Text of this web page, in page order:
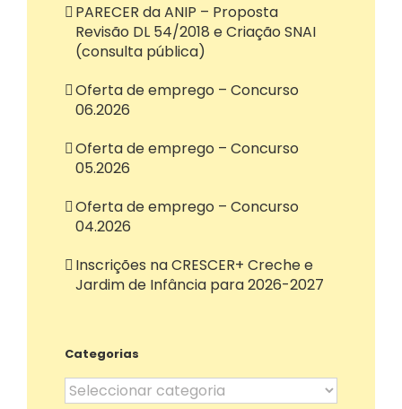
PARECER da ANIP – Proposta
Revisão DL 54/2018 e Criação SNAI
(consulta pública)
Oferta de emprego – Concurso
06.2026
Oferta de emprego – Concurso
05.2026
Oferta de emprego – Concurso
04.2026
Inscrições na CRESCER+ Creche e
Jardim de Infância para 2026-2027
Categorias
Categorias